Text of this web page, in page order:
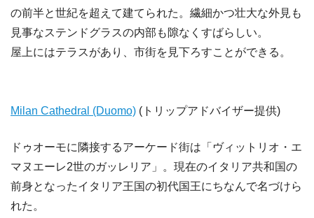
の前半と世紀を超えて建てられた。繊細かつ壮大な外見も
見事なステンドグラスの内部も隙なくすばらしい。
屋上にはテラスがあり、市街を見下ろすことができる。
Milan Cathedral (Duomo) (トリップアドバイザー提供)
ドゥオーモに隣接するアーケード街は「ヴィットリオ・エ
マヌエーレ2世のガッレリア」。現在のイタリア共和国の
前身となったイタリア王国の初代国王にちなんで名づけら
れた。